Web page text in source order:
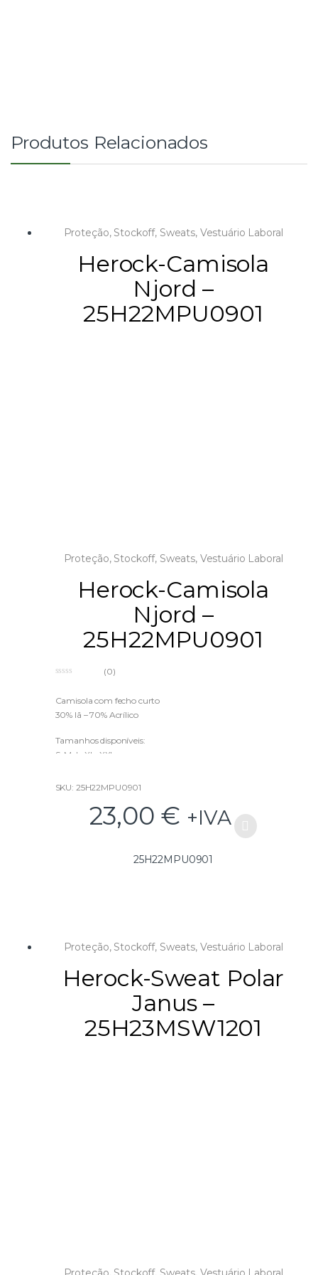
Produtos Relacionados
Proteção, Stockoff, Sweats, Vestuário Laboral
Herock-Camisola
Njord –
25H22MPU0901
Proteção, Stockoff, Sweats, Vestuário Laboral
Herock-Camisola
Njord –
25H22MPU0901
u
o
(0)
Camisola com fecho curto
30% lã – 70% Acrílico
Tamanhos disponíveis:
S, M, L, XL, XXL
SKU: 25H22MPU0901
23,00 € +IVA
25H22MPU0901
Proteção, Stockoff, Sweats, Vestuário Laboral
Herock-Sweat Polar
Janus –
25H23MSW1201